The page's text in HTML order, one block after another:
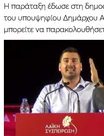
Η παράταξη έδωσε στη
του υπουψηφίου Δημάρχου
μπορείτε να